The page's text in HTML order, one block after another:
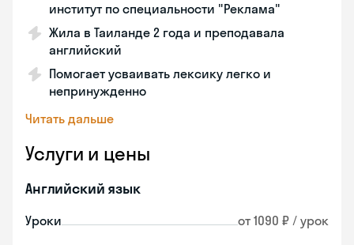
институт по специальности "Реклама"
Жила в Таиланде 2 года и преподавала
английский
Помогает усваивать лексику легко и
непринужденно
Читать дальше
Услуги и цены
Английский язык
Уроки от 1090 ₽ / урок